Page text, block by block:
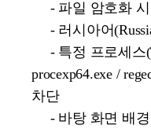
- 파일 암호화 시
- 러시아어
- 특정 프로세스
procexp64.exe /
차단
- 바탕 화면 배경